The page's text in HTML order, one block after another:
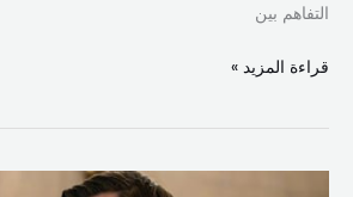
التفاهم بين
قراءة المزيد »